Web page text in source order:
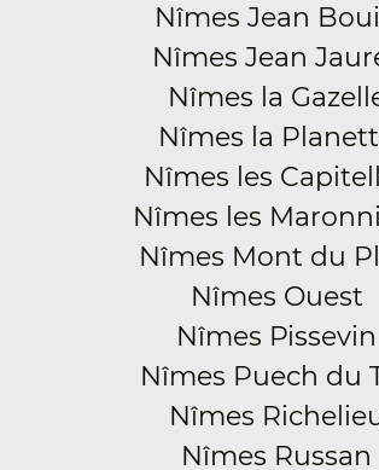
Nîmes Jean
Nîmes Jean
Nîmes la
Nîmes la
Nîmes les
Nîmes les
Nîmes Mont du
Nîmes Ouest
Nîmes Pissevin
Nîmes Puech du
Nîmes
Nîmes Russan